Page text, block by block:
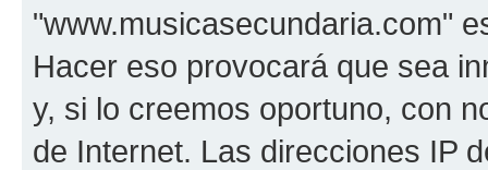
"www.musicasecundaria.com"
Hacer eso provocará que sea
y, si lo creemos oportuno, con
de Internet. Las direcciones IP